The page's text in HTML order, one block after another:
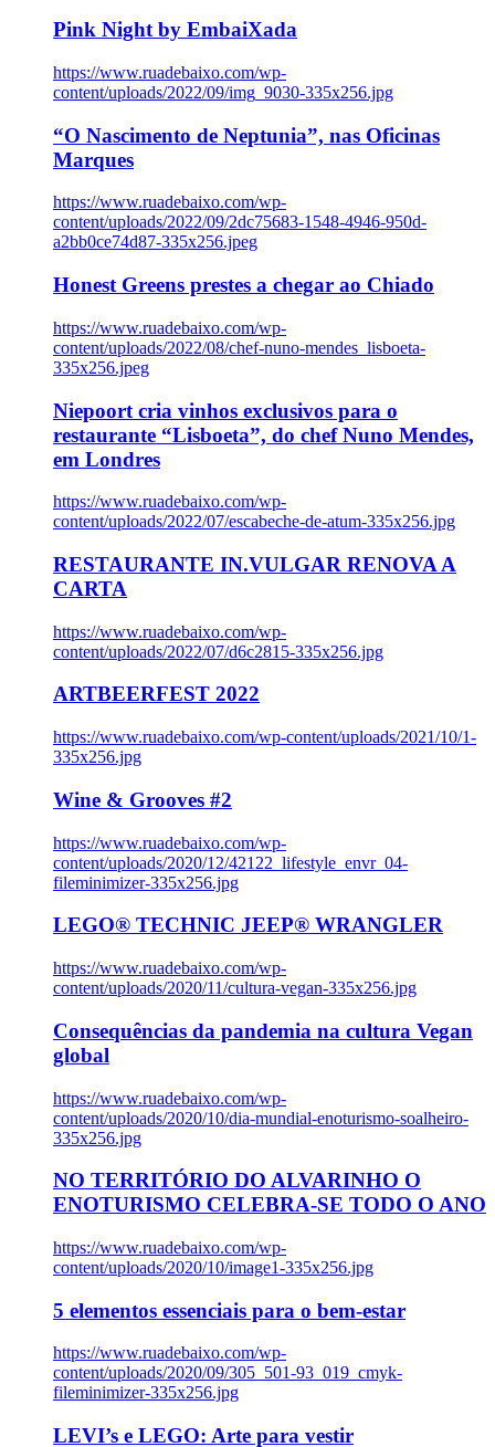
Pink Night by EmbaiXada
https://www.ruadebaixo.com/wp-
content/uploads/2022/09/img_9030-335x256.jpg
“O Nascimento de Neptunia”, nas Oficinas
Marques
https://www.ruadebaixo.com/wp-
content/uploads/2022/09/2dc75683-1548-4946-950d-
a2bb0ce74d87-335x256.jpeg
Honest Greens prestes a chegar ao Chiado
https://www.ruadebaixo.com/wp-
content/uploads/2022/08/chef-nuno-mendes_lisboeta-
335x256.jpeg
Niepoort cria vinhos exclusivos para o
restaurante “Lisboeta”, do chef Nuno Mendes,
em Londres
https://www.ruadebaixo.com/wp-
content/uploads/2022/07/escabeche-de-atum-335x256.jpg
RESTAURANTE IN.VULGAR RENOVA A
CARTA
https://www.ruadebaixo.com/wp-
content/uploads/2022/07/d6c2815-335x256.jpg
ARTBEERFEST 2022
https://www.ruadebaixo.com/wp-content/uploads/2021/10/1-
335x256.jpg
Wine & Grooves #2
https://www.ruadebaixo.com/wp-
content/uploads/2020/12/42122_lifestyle_envr_04-
fileminimizer-335x256.jpg
LEGO® TECHNIC JEEP® WRANGLER
https://www.ruadebaixo.com/wp-
content/uploads/2020/11/cultura-vegan-335x256.jpg
Consequências da pandemia na cultura Vegan
global
https://www.ruadebaixo.com/wp-
content/uploads/2020/10/dia-mundial-enoturismo-soalheiro-
335x256.jpg
NO TERRITÓRIO DO ALVARINHO O
ENOTURISMO CELEBRA-SE TODO O ANO
https://www.ruadebaixo.com/wp-
content/uploads/2020/10/image1-335x256.jpg
5 elementos essenciais para o bem-estar
https://www.ruadebaixo.com/wp-
content/uploads/2020/09/305_501-93_019_cmyk-
fileminimizer-335x256.jpg
LEVI’s e LEGO: Arte para vestir